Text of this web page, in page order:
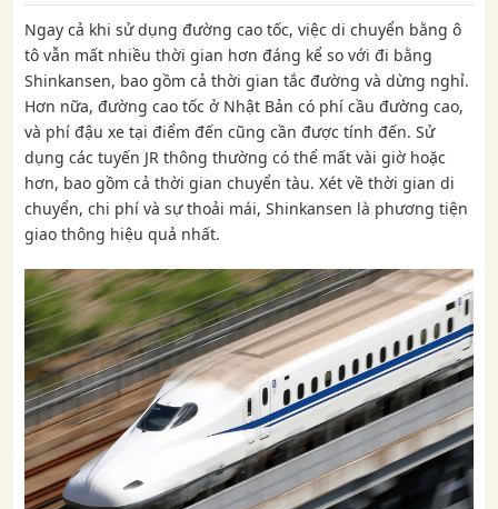
Ngay cả khi sử dụng đường cao tốc, việc di chuyển bằng ô
tô vẫn mất nhiều thời gian hơn đáng kể so với đi bằng
Shinkansen, bao gồm cả thời gian tắc đường và dừng nghỉ.
Hơn nữa, đường cao tốc ở Nhật Bản có phí cầu đường cao,
và phí đậu xe tại điểm đến cũng cần được tính đến. Sử
dụng các tuyến JR thông thường có thể mất vài giờ hoặc
hơn, bao gồm cả thời gian chuyển tàu. Xét về thời gian di
chuyển, chi phí và sự thoải mái, Shinkansen là phương tiện
giao thông hiệu quả nhất.